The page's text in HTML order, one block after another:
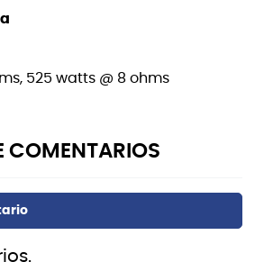
525 watts @ 8 ohms